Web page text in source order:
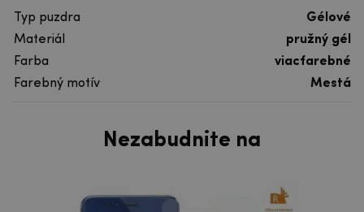
Typ puzdra
Gélové
Materiál
pružný gél
Farba
viacfarebné
Farebný motív
Mestá
Nezabudnite na